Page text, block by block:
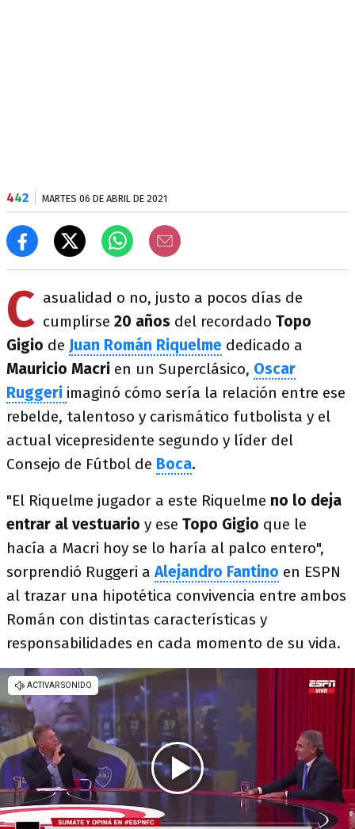
442 MARTES 06 DE ABRIL DE 2021
C asualidad o no, justo a pocos días de
cumplirse 20 años del recordado Topo
Gigio de Juan Román Riquelme dedicado a
Mauricio Macri en un Superclásico, Oscar
Ruggeri imaginó cómo sería la relación entre ese
rebelde, talentoso y carismático futbolista y el
actual vicepresidente segundo y líder del
Consejo de Fútbol de Boca.
"El Riquelme jugador a este Riquelme no lo deja
entrar al vestuario y ese Topo Gigio que le
hacía a Macri hoy se lo haría al palco entero",
sorprendió Ruggeri a Alejandro Fantino en ESPN
al trazar una hipotética convivencia entre ambos
Román con distintas características y
responsabilidades en cada momento de su vida.